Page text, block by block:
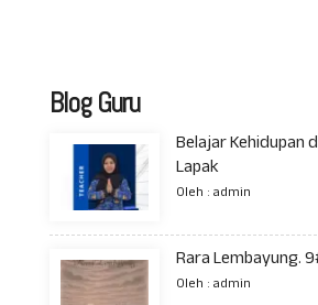
Blog Guru
Belajar Kehidupan
Lapak
Oleh : admin
Rara Lembayung.
Oleh : admin